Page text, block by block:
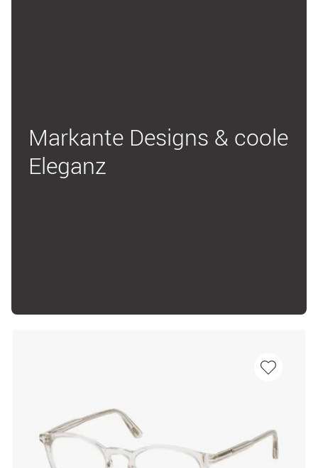
Markante Designs & coole
Eleganz